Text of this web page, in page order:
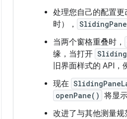
处理您自己的配置
时），
当两个窗格重叠时，
缘，当打开
旧界面样式的 API，
现在
openPane() 将显
改进了与其他测量